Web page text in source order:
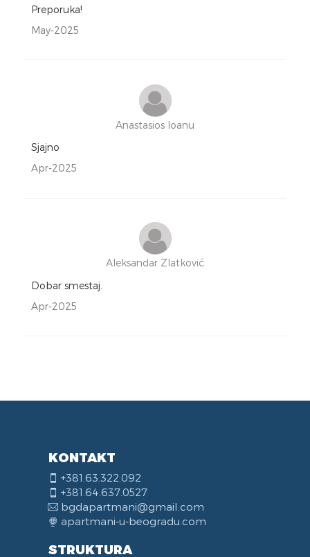
Preporuka!
May-2025
Anastasios Ioanu
Sjajno
Apr-2025
Aleksandar Zlatković
Dobar smestaj.
Apr-2025
KONTAKT
+381.63.322.092
+381.64.637.0527
bgdapartmani@gmail.com
apartmani-u-beogradu.com
STRUKTURA